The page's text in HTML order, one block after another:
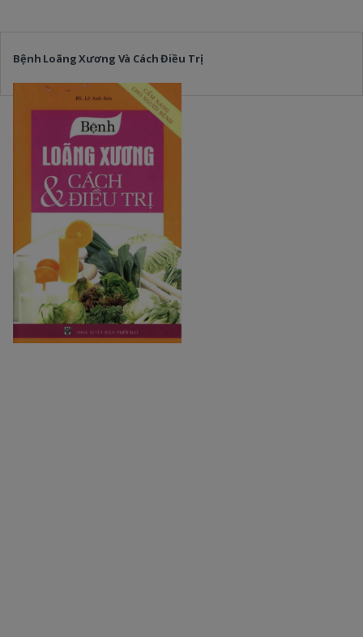
Bệnh Loãng Xương Và Cách Điều Trị